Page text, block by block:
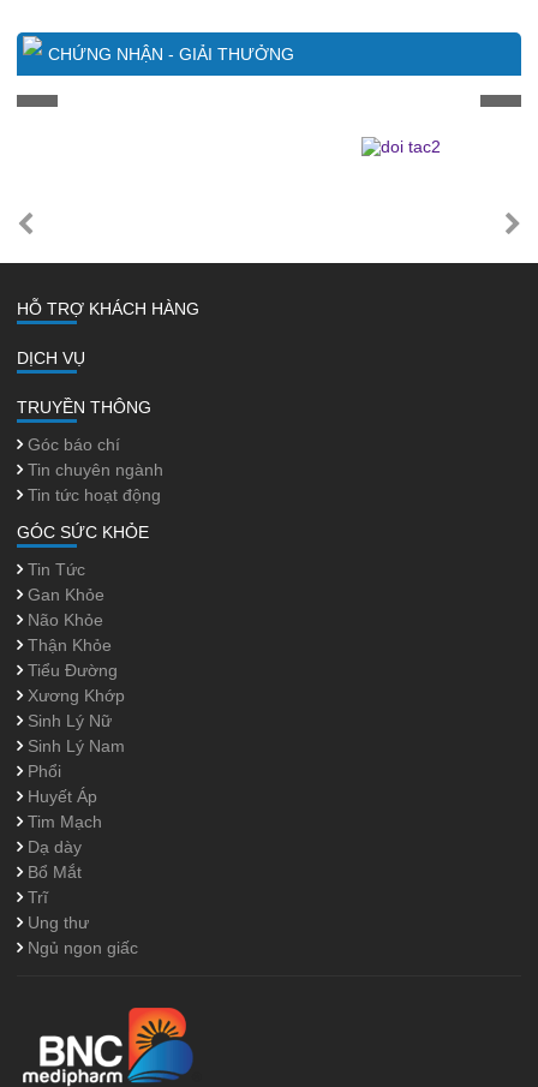
CHỨNG NHẬN - GIẢI THƯỞNG
HỖ TRỢ KHÁCH HÀNG
DỊCH VỤ
TRUYỀN THÔNG
Góc báo chí
Tin chuyên ngành
Tin tức hoạt động
GÓC SỨC KHỎE
Tin Tức
Gan Khỏe
Não Khỏe
Thận Khỏe
Tiểu Đường
Xương Khớp
Sinh Lý Nữ
Sinh Lý Nam
Phổi
Huyết Áp
Tim Mạch
Dạ dày
Bổ Mắt
Trĩ
Ung thư
Ngủ ngon giấc